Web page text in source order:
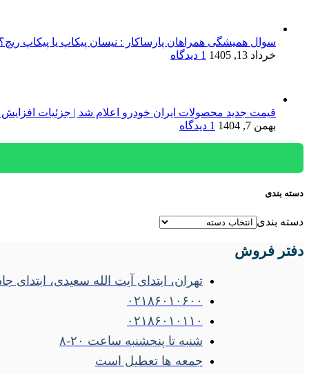
سوال همیشگی همراهان پارساکار : نیسان پیکاپ یا پیکاپ
خرداد 13, 1405
1 دیدگاه
قیمت جدید محصولات ایران خودرو اعلام شد | جزئیات
بهمن 7, 1404
1 دیدگاه
دسته بندی
دسته بندی
دفتر فروش
تهران، ابتدای آیت الله سعیدی، ابتدای جاده
۰۲۱۸۶۰۱۰۶۰۰
۰۲۱۸۶۰۱۰۱۱۰
شنبه تا پنجشنبه ساعت ۲۰-۸
جمعه ها تعطیل است